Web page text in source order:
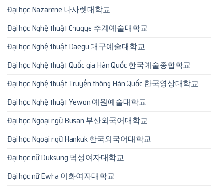
Đại học Nazarene 나사렛대학교
Đại học Nghệ thuật Chugye 추계예술대학교
Đại học Nghệ thuật Daegu 대구예술대학교
Đại học Nghệ thuật Quốc gia Hàn Quốc 한국예술종합학교
Đại học Nghệ thuật Truyền thông Hàn Quốc 한국영상대학교
Đại học Nghệ thuật Yewon 예원예술대학교
Đại học Ngoại ngữ Busan 부산외국어대학교
Đại học Ngoại ngữ Hankuk 한국외국어대학교
Đại học nữ Duksung 덕성여자대학교
Đại học nữ Ewha 이화여자대학교